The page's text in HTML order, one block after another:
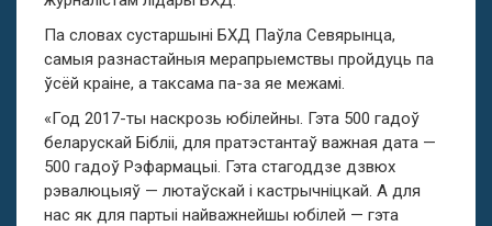
Па словах сустаршыні БХД Паўла Севярынца,
самыя разнастайныя мерапрыемствы пройдуць па
ўсёй краіне, а таксама па-за яе межамі.
«Год 2017-ты наскрозь юбілейны. Гэта 500 гадоў
беларускай Бібліі, для пратэстантаў важная дата —
500 гадоў Рэфармацыі. Гэта стагоддзе дзвюх
рэвалюцыяў — лютаўскай і кастрычніцкай. А для
нас як для партыі найважнейшы юбілей — гэта